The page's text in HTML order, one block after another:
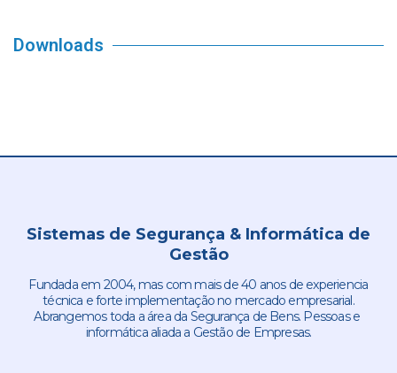
Downloads
Sistemas de Segurança & Informática de
Gestão
Fundada em 2004, mas com mais de 40 anos de experiencia
técnica e forte implementação no mercado empresarial.
Abrangemos toda a área da Segurança de Bens. Pessoas e
informática aliada a Gestão de Empresas.